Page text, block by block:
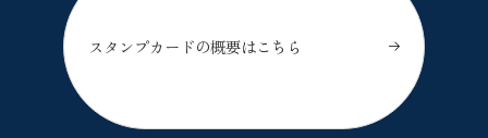
スタンプカードの概要はこちら